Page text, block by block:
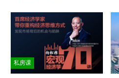
私房课